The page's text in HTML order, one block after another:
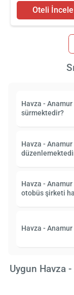
Oteli İncele
Havza -
sürmektedir?
Havza -
Havza -
otobüs şirketi
Havza -
Uygun Havza